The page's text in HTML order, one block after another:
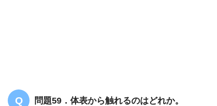
問題59．体表から触れるのはどれか。